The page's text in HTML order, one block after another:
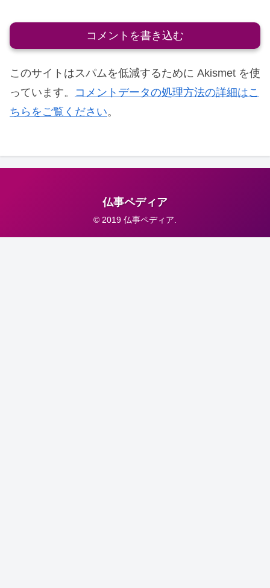
コメントを書き込む
このサイトはスパムを低減するために Akismet を使
っています。 コメントデータの処理方法の詳細はこ
ちらをご覧ください。
仏事ペディア
© 2019 仏事ペディア.